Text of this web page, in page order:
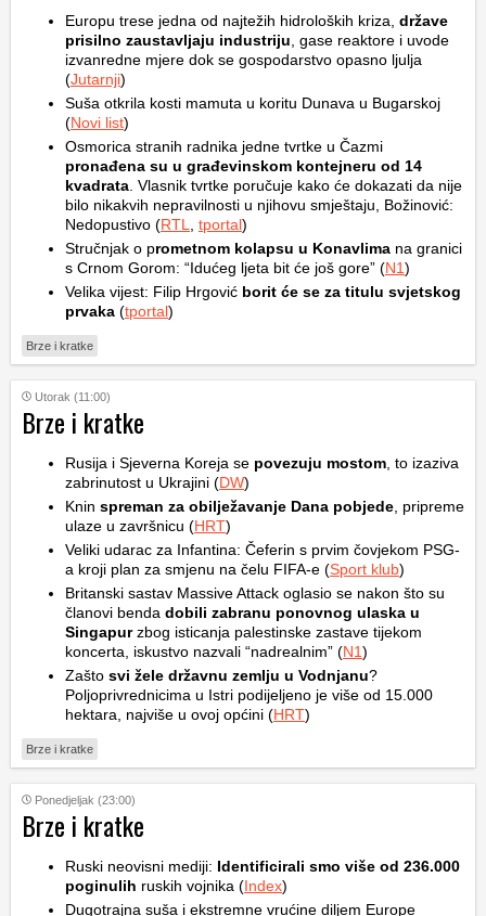
Europu trese jedna od najtežih hidroloških kriza, države
prisilno zaustavljaju industriju , gase reaktore i uvode
izvanredne mjere dok se gospodarstvo opasno ljulja
(Jutarnji)
Suša otkrila kosti mamuta u koritu Dunava u Bugarskoj
(Novi list)
Osmorica stranih radnika jedne tvrtke u Čazmi
pronađena su u građevinskom kontejneru od 14
kvadrata . Vlasnik tvrtke poručuje kako će dokazati da nije
bilo nikakvih nepravilnosti u njihovu smještaju, Božinović:
Nedopustivo (RTL tportal)
Stručnjak o prometnom kolapsu u Konavlima na granici
s Crnom Gorom: “Idućeg ljeta bit će još gore” (N1)
Velika vijest: Filip Hrgović borit će se za titulu svjetskog
prvaka (tportal)
Brze i kratke
Utorak (11:00)
Brze i kratke
Rusija i Sjeverna Koreja se povezuju mostom , to izaziva
zabrinutost u Ukrajini (DW)
Knin spreman za obilježavanje Dana pobjede , pripreme
ulaze u završnicu (HRT)
Veliki udarac za Infantina: Čeferin s prvim čovjekom PSG-
a kroji plan za smjenu na čelu FIFA-e (Sport klub)
Britanski sastav Massive Attack oglasio se nakon što su
članovi benda dobili zabranu ponovnog ulaska u
Singapurzbog isticanja palestinske zastave tijekom
koncerta, iskustvo nazvali “nadrealnim” (N1)
Zašto svi žele državnu zemlju u Vodnjanu?
Poljoprivrednicima u Istri podijeljeno je više od 15.000
hektara, najviše u ovoj općini (HRT)
Brze i kratke
Ponedjeljak (23:00)
Brze i kratke
Ruski neovisni mediji: Identificirali smo više od 236.000
poginulih ruskih vojnika (Index)
Dugotrajna suša i ekstremne vrućine diljem Europe